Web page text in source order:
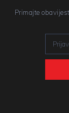
Primajte